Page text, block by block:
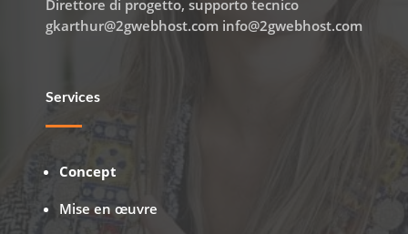
Direttore di progetto, supporto tecnico
gkarthur@2gwebhost.com info@2gwebhost.com
Services
Concept
Mise en œuvre